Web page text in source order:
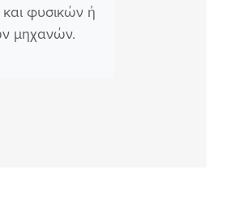
φυσικών ή
μηχανών.